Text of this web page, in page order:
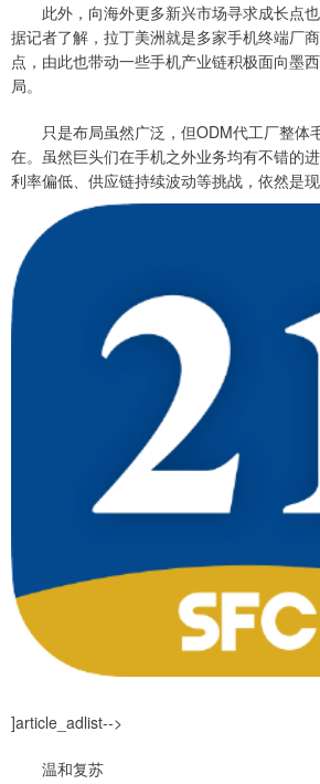
此外，向海外更多新兴市场寻求成长点也
据记者了解，拉丁美洲就是多家手机终端厂
点，由此也带动一些手机产业链积极面向墨
局。
只是布局虽然广泛，但ODM代工厂整体
在。虽然巨头们在手机之外业务均有不错的
利率偏低、供应链持续波动等挑战，依然是现
]article_adlist-->
温和复苏